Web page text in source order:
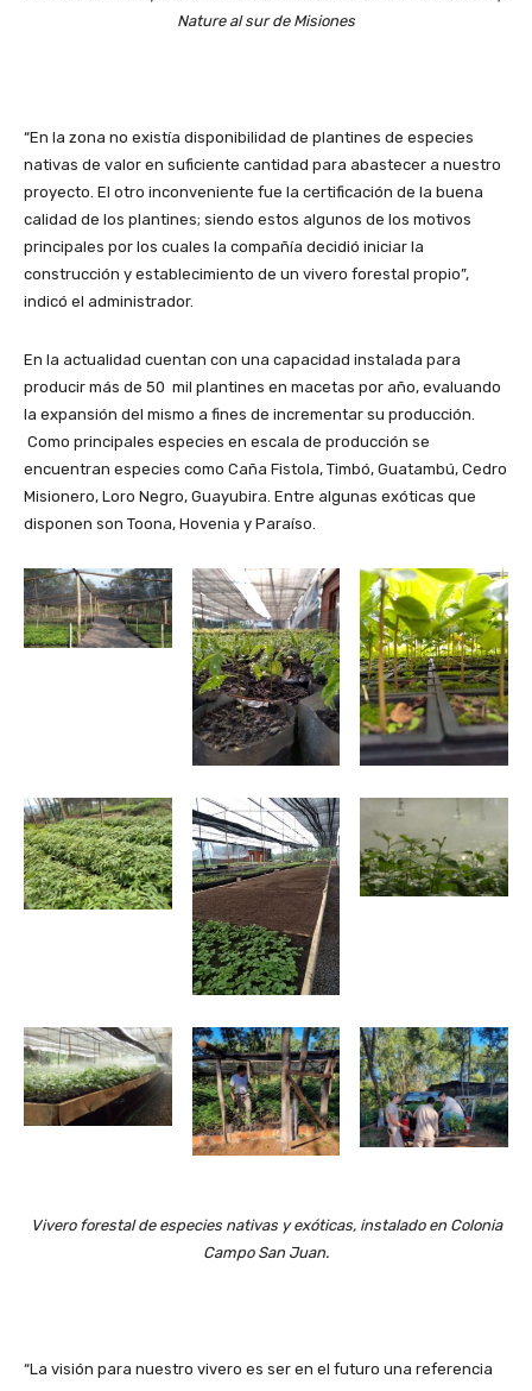
Nature al sur de Misiones
“En la zona no existía disponibilidad de plantines de especies
nativas de valor en suficiente cantidad para abastecer a nuestro
proyecto. El otro inconveniente fue la certificación de la buena
calidad de los plantines; siendo estos algunos de los motivos
principales por los cuales la compañía decidió iniciar la
construcción y establecimiento de un vivero forestal propio”,
indicó el administrador.
En la actualidad cuentan con una capacidad instalada para
producir más de 50 mil plantines en macetas por año, evaluando
la expansión del mismo a fines de incrementar su producción.
Como principales especies en escala de producción se
encuentran especies como Caña Fistola, Timbó, Guatambú, Cedro
Misionero, Loro Negro, Guayubira. Entre algunas exóticas que
disponen son Toona, Hovenia y Paraíso.
Vivero forestal de especies nativas y exóticas, instalado en Colonia
Campo San Juan.
“La visión para nuestro vivero es ser en el futuro una referencia